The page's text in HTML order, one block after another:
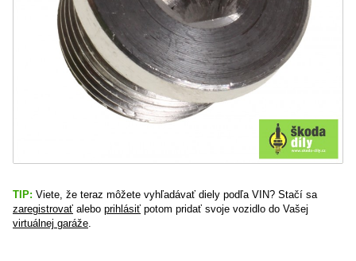
TIP: Viete, že teraz môžete vyhľadávať diely podľa VIN? Stačí sa
zaregistrovať alebo prihlásiť potom pridať svoje vozidlo do Vašej
virtuálnej garáže